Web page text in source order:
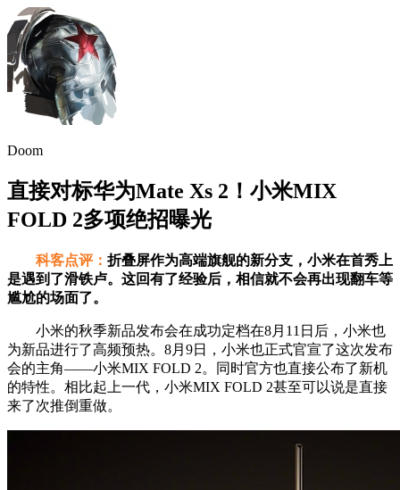
Doom
直接对标华为Mate Xs 2！小米MIX
FOLD 2多项绝招曝光
科客点评： 折叠屏作为高端旗舰的新分支，小米在首秀上
是遇到了滑铁卢。这回有了经验后，相信就不会再出现翻车等
尴尬的场面了。
小米的秋季新品发布会在成功定档在8月11日后，小米也
为新品进行了高频预热。8月9日，小米也正式官宣了这次发布
会的主角——小米MIX FOLD 2。同时官方也直接公布了新机
的特性。相比起上一代，小米MIX FOLD 2甚至可以说是直接
来了次推倒重做。